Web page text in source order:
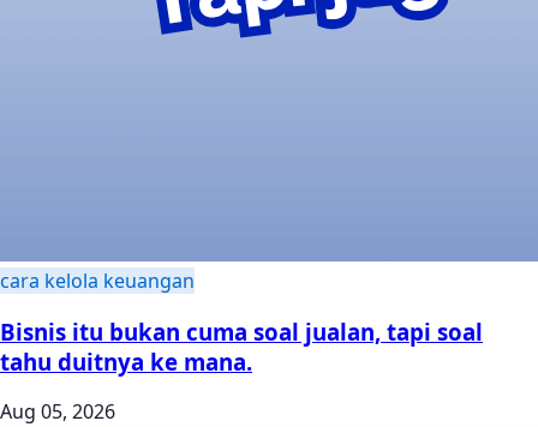
cara kelola keuangan
Bisnis itu bukan cuma soal jualan, tapi soal
tahu duitnya ke mana.
Aug 05, 2026